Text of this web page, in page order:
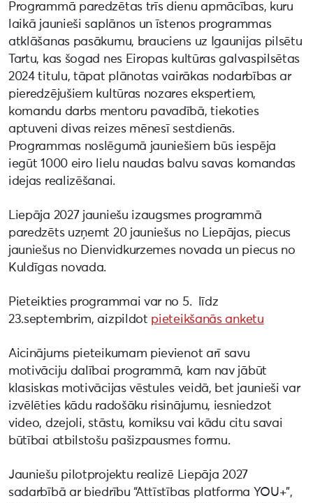
Programmā paredzētas trīs dienu apmācības, kuru
laikā jaunieši saplānos un īstenos programmas
atklāšanas pasākumu, brauciens uz Igaunijas pilsētu
Tartu, kas šogad nes Eiropas kultūras galvaspilsētas
2024 titulu, tāpat plānotas vairākas nodarbības ar
pieredzējušiem kultūras nozares ekspertiem,
komandu darbs mentoru pavadībā, tiekoties
aptuveni divas reizes mēnesī sestdienās.
Programmas noslēgumā jauniešiem būs iespēja
iegūt 1000 eiro lielu naudas balvu savas komandas
idejas realizēšanai.
Liepāja 2027 jauniešu izaugsmes programmā
paredzēts uzņemt 20 jauniešus no Liepājas, piecus
jauniešus no Dienvidkurzemes novada un piecus no
Kuldīgas novada.
Pieteikties programmai var no 5. līdz
23.septembrim, aizpildot pieteikšanās anketu
Aicinājums pieteikumam pievienot arī savu
motivāciju dalībai programmā, kam nav jābūt
klasiskas motivācijas vēstules veidā, bet jaunieši var
izvēlēties kādu radošāku risinājumu, iesniedzot
video, dzejoli, stāstu, komiksu vai kādu citu savai
būtībai atbilstošu pašizpausmes formu.
Jauniešu pilotprojektu realizē Liepāja 2027
sadarbībā ar biedrību “Attīstības platforma YOU+”,